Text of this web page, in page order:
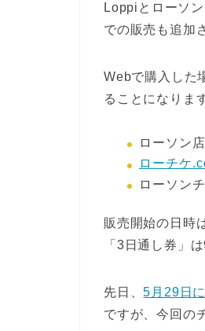
Loppiとローソ
での販売も追加
Webで購入した
ることになりま
ローソン
ローチケ
ローソン
販売開始の日時
「3日通し券」
先日、5月29日
ですが、今回の